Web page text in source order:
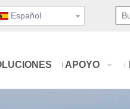
Español
APOYO